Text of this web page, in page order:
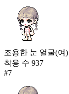
조용한 눈 얼굴(여)
착용 수 937
#7